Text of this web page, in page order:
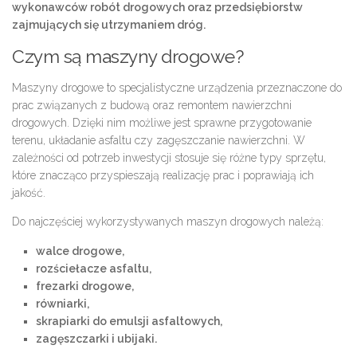
wykonawców robót drogowych oraz przedsiębiorstw
zajmujących się utrzymaniem dróg.
Czym są maszyny drogowe?
Maszyny drogowe to specjalistyczne urządzenia przeznaczone do
prac związanych z budową oraz remontem nawierzchni
drogowych. Dzięki nim możliwe jest sprawne przygotowanie
terenu, układanie asfaltu czy zagęszczanie nawierzchni. W
zależności od potrzeb inwestycji stosuje się różne typy sprzętu,
które znacząco przyspieszają realizację prac i poprawiają ich
jakość.
Do najczęściej wykorzystywanych maszyn drogowych należą:
walce drogowe,
rozściełacze asfaltu,
frezarki drogowe,
równiarki,
skrapiarki do emulsji asfaltowych,
zagęszczarki i ubijaki.